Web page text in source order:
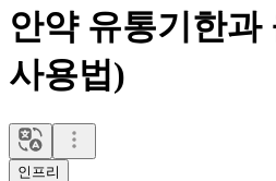
안약 유통기한과
사용법)
인프리